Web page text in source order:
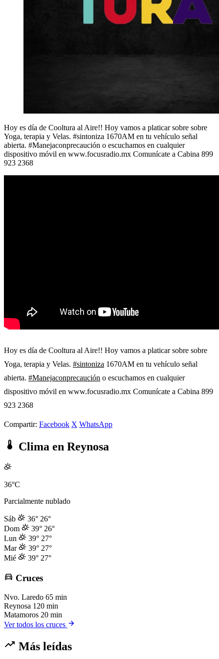
Hoy es día de Cooltura al Aire!! Hoy vamos a platicar sobre sobre
Yoga, terapia y Velas. #sintoniza 1670AM en tu vehículo señal
abierta. #Manejaconprecaución o escuchamos en cualquier
dispositivo móvil en www.focusradio.mx Comunícate a Cabina 899
923 2368
Hoy es día de Cooltura al Aire!! Hoy vamos a platicar sobre sobre
Yoga, terapia y Velas. #sintoniza 1670AM en tu vehículo señal
abierta. #Manejaconprecaución o escuchamos en cualquier
dispositivo móvil en www.focusradio.mx Comunícate a Cabina 899
923 2368
Compartir: Facebook X WhatsApp
Clima en Reynosa
36°C
Parcialmente nublado
Sáb 36° 26°
Dom
39° 26°
Lun
39° 27°
Mar
39° 27°
Mié
39° 27°
Cruces
Nvo. Laredo 65 min
Reynosa 120 min
Matamoros 20 min
Ver todos los cruces
Más leídas